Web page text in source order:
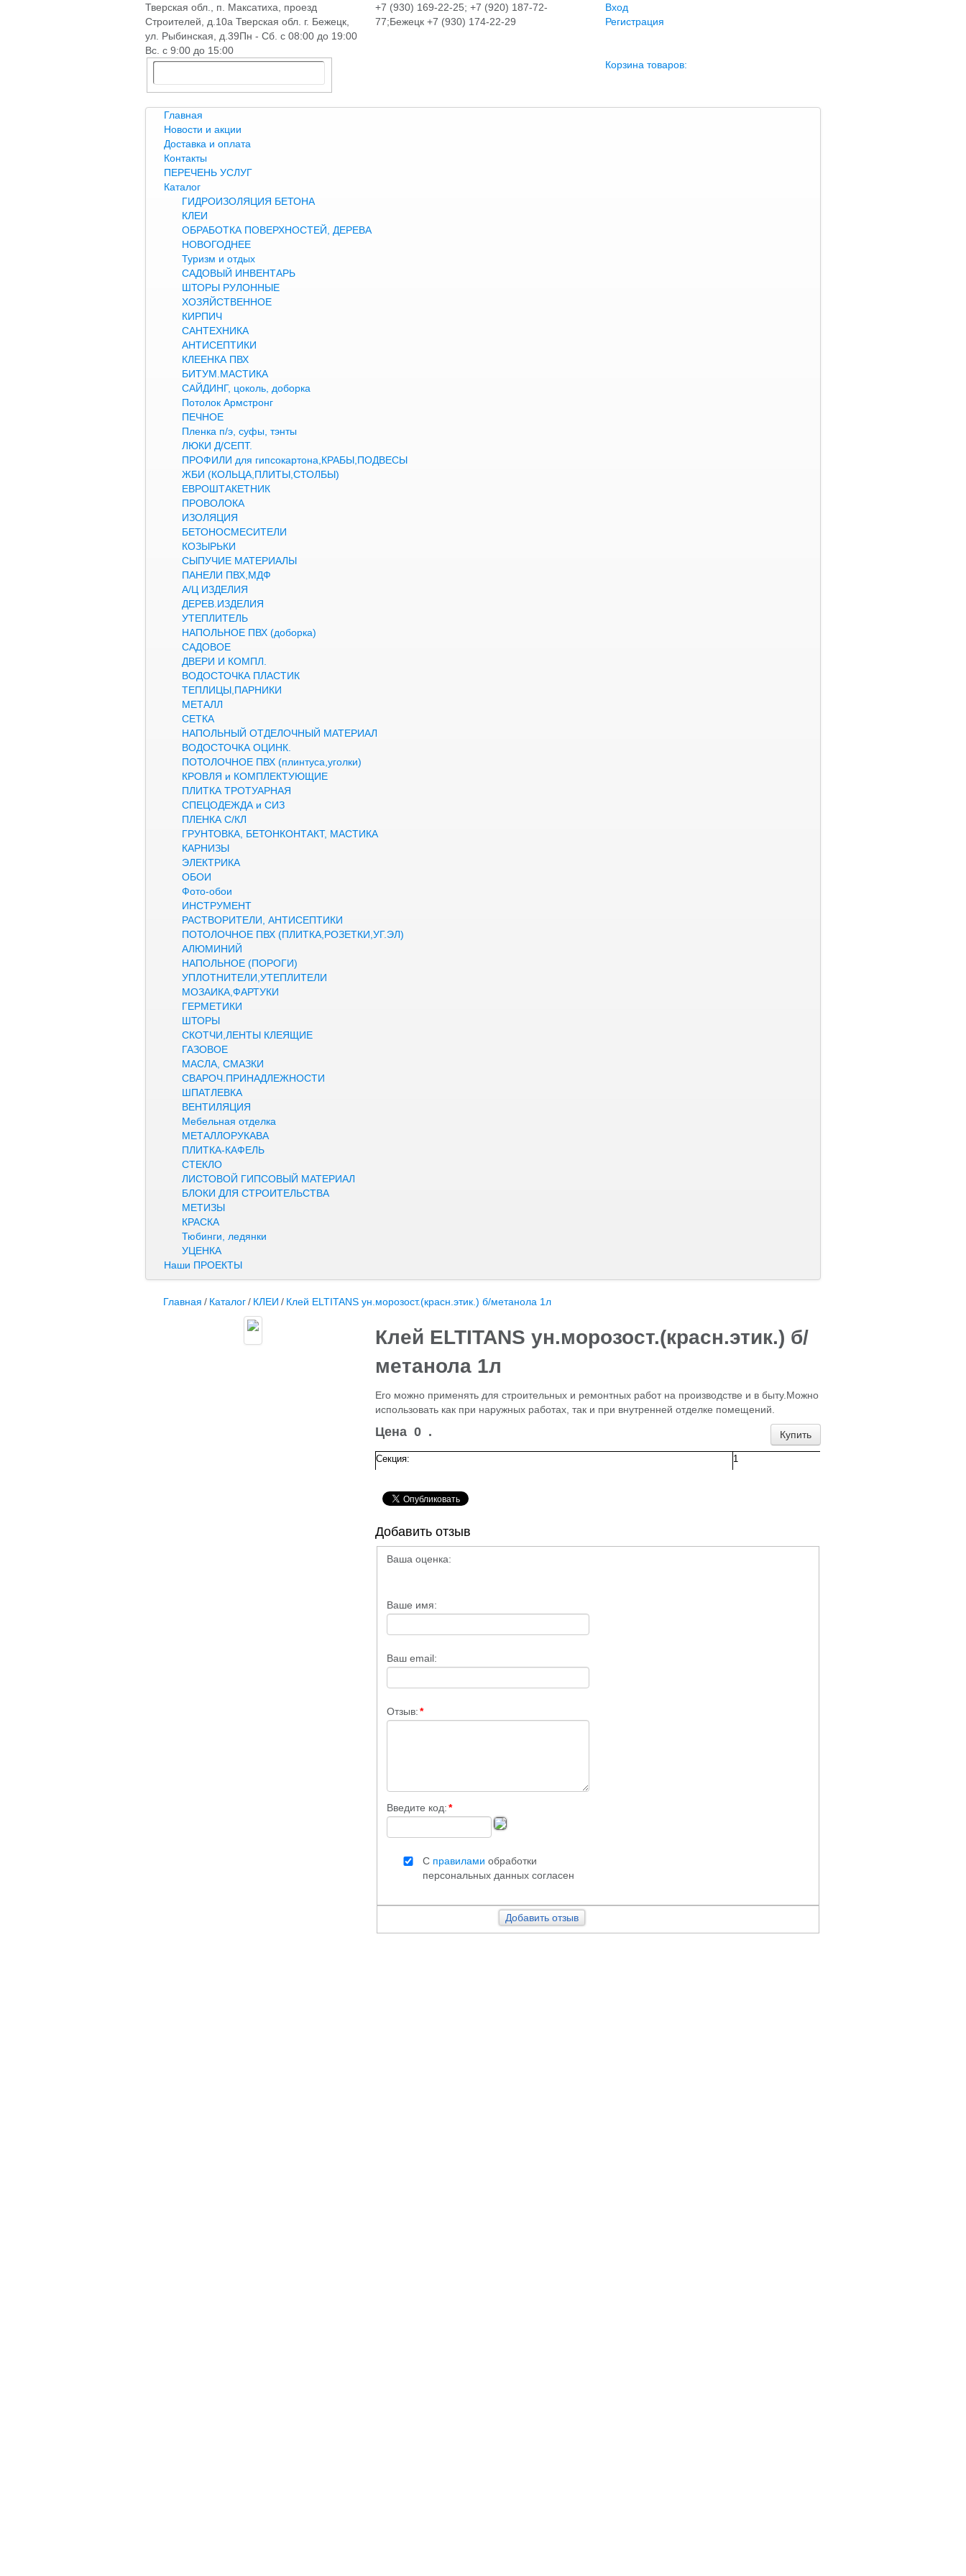
Тверская обл., п. Максатиха, проезд
Строителей, д.10а Тверская обл. г. Бежецк,
ул. Рыбинская, д.39Пн - Сб. с 08:00 до 19:00
Вс. с 9:00 до 15:00
+7 (930) 169-22-25; +7 (920) 187-72-
77;Бежецк +7 (930) 174-22-29
Вход
Регистрация
Корзина товаров:
Главная
Новости и акции
Доставка и оплата
Контакты
ПЕРЕЧЕНЬ УСЛУГ
Каталог
ГИДРОИЗОЛЯЦИЯ БЕТОНА
КЛЕИ
ОБРАБОТКА ПОВЕРХНОСТЕЙ, ДЕРЕВА
НОВОГОДНЕЕ
Туризм и отдых
САДОВЫЙ ИНВЕНТАРЬ
ШТОРЫ РУЛОННЫЕ
ХОЗЯЙСТВЕННОЕ
КИРПИЧ
САНТЕХНИКА
АНТИСЕПТИКИ
КЛЕЕНКА ПВХ
БИТУМ.МАСТИКА
САЙДИНГ, цоколь, доборка
Потолок Армстронг
ПЕЧНОЕ
Пленка п/э, суфы, тэнты
ЛЮКИ Д/СЕПТ.
ПРОФИЛИ для гипсокартона,КРАБЫ,ПОДВЕСЫ
ЖБИ (КОЛЬЦА,ПЛИТЫ,СТОЛБЫ)
ЕВРОШТАКЕТНИК
ПРОВОЛОКА
ИЗОЛЯЦИЯ
БЕТОНОСМЕСИТЕЛИ
КОЗЫРЬКИ
СЫПУЧИЕ МАТЕРИАЛЫ
ПАНЕЛИ ПВХ,МДФ
А/Ц ИЗДЕЛИЯ
ДЕРЕВ.ИЗДЕЛИЯ
УТЕПЛИТЕЛЬ
НАПОЛЬНОЕ ПВХ (доборка)
САДОВОЕ
ДВЕРИ И КОМПЛ.
ВОДОСТОЧКА ПЛАСТИК
ТЕПЛИЦЫ,ПАРНИКИ
МЕТАЛЛ
СЕТКА
НАПОЛЬНЫЙ ОТДЕЛОЧНЫЙ МАТЕРИАЛ
ВОДОСТОЧКА ОЦИНК.
ПОТОЛОЧНОЕ ПВХ (плинтуса,уголки)
КРОВЛЯ и КОМПЛЕКТУЮЩИЕ
ПЛИТКА ТРОТУАРНАЯ
СПЕЦОДЕЖДА и СИЗ
ПЛЕНКА С/КЛ
ГРУНТОВКА, БЕТОНКОНТАКТ, МАСТИКА
КАРНИЗЫ
ЭЛЕКТРИКА
ОБОИ
Фото-обои
ИНСТРУМЕНТ
РАСТВОРИТЕЛИ, АНТИСЕПТИКИ
ПОТОЛОЧНОЕ ПВХ (ПЛИТКА,РОЗЕТКИ,УГ.ЭЛ)
АЛЮМИНИЙ
НАПОЛЬНОЕ (ПОРОГИ)
УПЛОТНИТЕЛИ,УТЕПЛИТЕЛИ
МОЗАИКА,ФАРТУКИ
ГЕРМЕТИКИ
ШТОРЫ
СКОТЧИ,ЛЕНТЫ КЛЕЯЩИЕ
ГАЗОВОЕ
МАСЛА, СМАЗКИ
СВАРОЧ.ПРИНАДЛЕЖНОСТИ
ШПАТЛЕВКА
ВЕНТИЛЯЦИЯ
Мебельная отделка
МЕТАЛЛОРУКАВА
ПЛИТКА-КАФЕЛЬ
СТЕКЛО
ЛИСТОВОЙ ГИПСОВЫЙ МАТЕРИАЛ
БЛОКИ ДЛЯ СТРОИТЕЛЬСТВА
МЕТИЗЫ
КРАСКА
Тюбинги, ледянки
УЦЕНКА
Наши ПРОЕКТЫ
Главная / Каталог/ КЛЕИ / Клей ELTITANS ун.морозост.(красн.этик.) б/метанола 1л
Клей ELTITANS ун.морозост.(красн.этик.) б/
метанола 1л
Его можно применять для строительных и ремонтных работ на производстве и в быту.Можно
использовать как при наружных работах, так и при внутренней отделке помещений.
Купить
Цена 0 .
Секция: 1
Добавить отзыв
Ваша оценка:
Ваше имя:
Ваш email:
Отзыв:*
Введите код:*
С правилами обработки
персональных данных согласен